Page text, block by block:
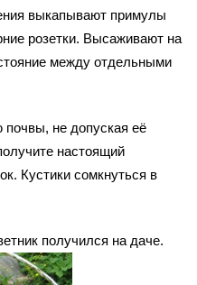
выкапывают примулы
розетки. Высаживают на
между отдельными
почвы, не допуская её
настоящий
Кустики сомкнуться в
получился на даче.